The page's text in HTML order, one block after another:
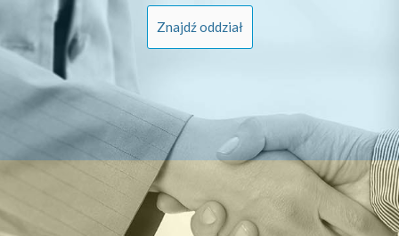
Znajdź oddział